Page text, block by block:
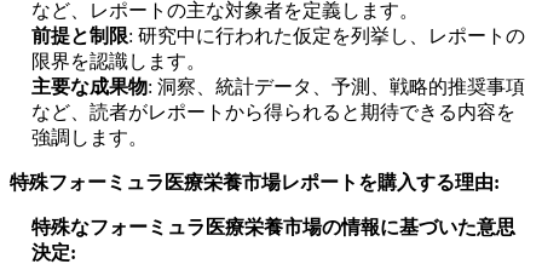
など、レポートの主な対象者を定義します。
前提と制限: 研究中に行われた仮定を列挙し、レポートの
限界を認識します。
主要な成果物: 洞察、統計データ、予測、戦略的推奨事項
など、読者がレポートから得られると期待できる内容を
強調します。
特殊フォーミュラ医療栄養市場レポートを購入する理由:
特殊なフォーミュラ医療栄養市場の情報に基づいた意思
決定: